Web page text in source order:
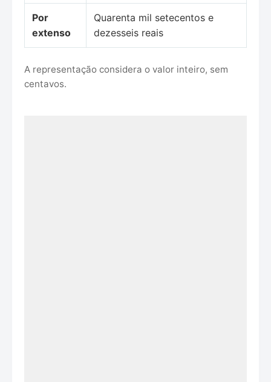
Por
extenso
Quarenta mil setecentos e
dezesseis reais
A representação considera o valor inteiro, sem
centavos.